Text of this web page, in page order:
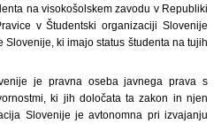
na visokošolskem zavodu v Republiki
v Študentski organizaciji Slovenije
ki imajo status študenta na tujih
je pravna oseba javnega prava s
ki jih določata ta zakon in njen
Slovenije je avtonomna pri izvajanju